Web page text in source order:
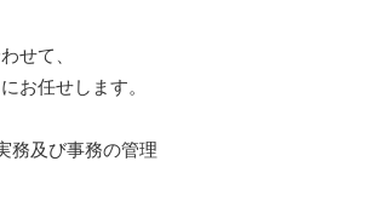
せて、
お任せします。
務及び事務の管理